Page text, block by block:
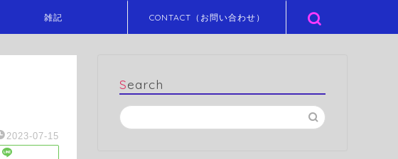
雑記 CONTACT（お問い合わせ）
2023-07-15
Search